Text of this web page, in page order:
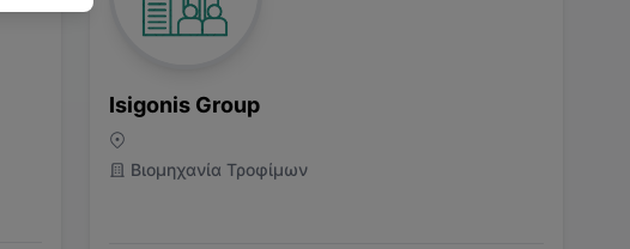
Isigonis Group
Βιομηχανία Τροφίμων